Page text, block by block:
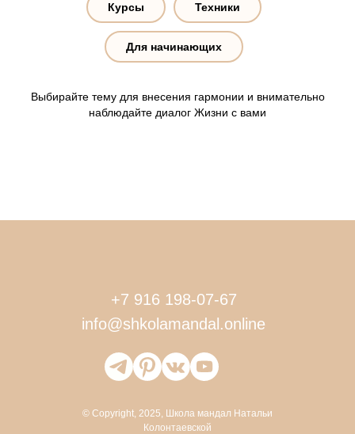
Курсы Техники
Для начинающих
Выбирайте тему для внесения гармонии и внимательно
наблюдайте диалог Жизни с вами
© Copyright, 2025, Школа мандал Натальи
Колонтаевской
+7 916 198-07-67
info@shkolamandal.online